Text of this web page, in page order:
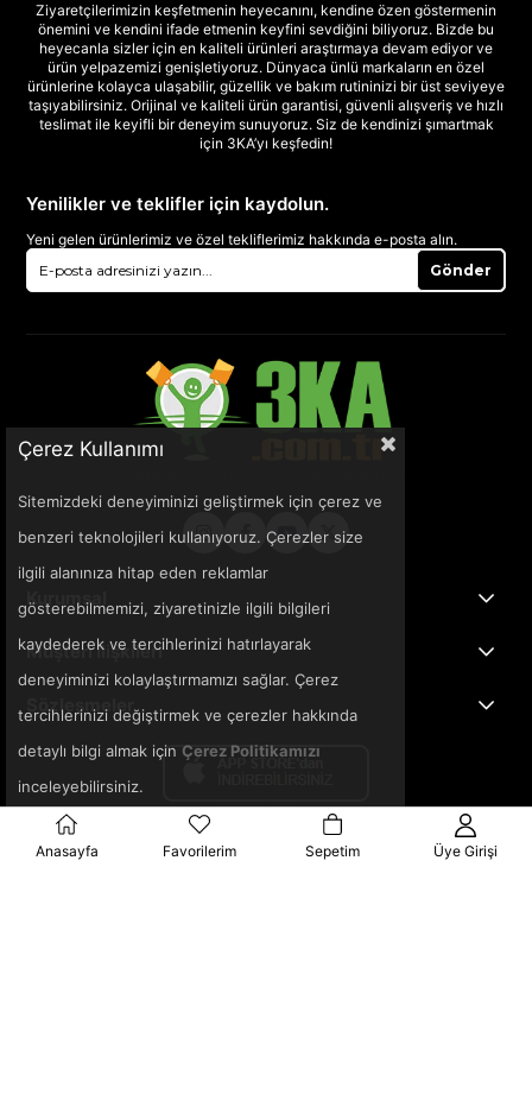
Ziyaretçilerimizin keşfetmenin heyecanını, kendine özen göstermenin
önemini ve kendini ifade etmenin keyfini sevdiğini biliyoruz. Bizde bu
heyecanla sizler için en kaliteli ürünleri araştırmaya devam ediyor ve
ürün yelpazemizi genişletiyoruz. Dünyaca ünlü markaların en özel
ürünlerine kolayca ulaşabilir, güzellik ve bakım rutininizi bir üst seviyeye
taşıyabilirsiniz. Orijinal ve kaliteli ürün garantisi, güvenli alışveriş ve hızlı
teslimat ile keyifli bir deneyim sunuyoruz. Siz de kendinizi şımartmak
için 3KA’yı keşfedin!
Yenilikler ve teklifler için kaydolun.
Yeni gelen ürünlerimiz ve özel tekliflerimiz hakkında e-posta alın.
Gönder
Kurumsal
Müşteri İlişkileri
Sözleşmeler
Çerez Kullanımı
Sitemizdeki deneyiminizi geliştirmek için çerez ve
benzeri teknolojileri kullanıyoruz. Çerezler size
ilgili alanınıza hitap eden reklamlar
gösterebilmemizi, ziyaretinizle ilgili bilgileri
kaydederek ve tercihlerinizi hatırlayarak
deneyiminizi kolaylaştırmamızı sağlar. Çerez
tercihlerinizi değiştirmek ve çerezler hakkında
detaylı bilgi almak için Çerez Politikamızı
inceleyebilirsiniz.
Anasayfa Favorilerim Sepetim Üye Girişi